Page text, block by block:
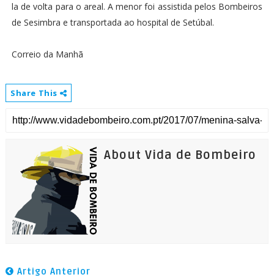
la de volta para o areal. A menor foi assistida pelos Bombeiros
de Sesimbra e transportada ao hospital de Setúbal.
Correio da Manhã
Share This
About Vida de Bombeiro
Artigo Anterior